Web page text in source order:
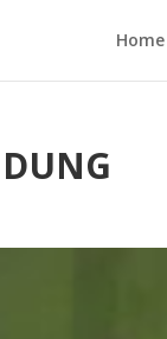
Home